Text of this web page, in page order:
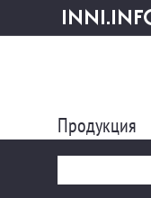
inni.info
и услуги
Продукция